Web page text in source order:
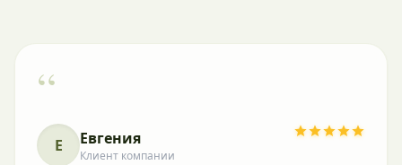
“
Е Евгения
Клиент компании